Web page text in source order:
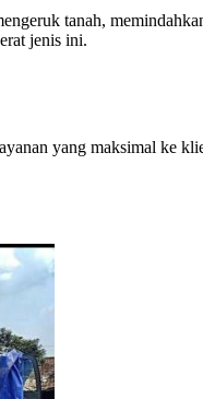
tanah,
jenis ini.
yang maksimal ke